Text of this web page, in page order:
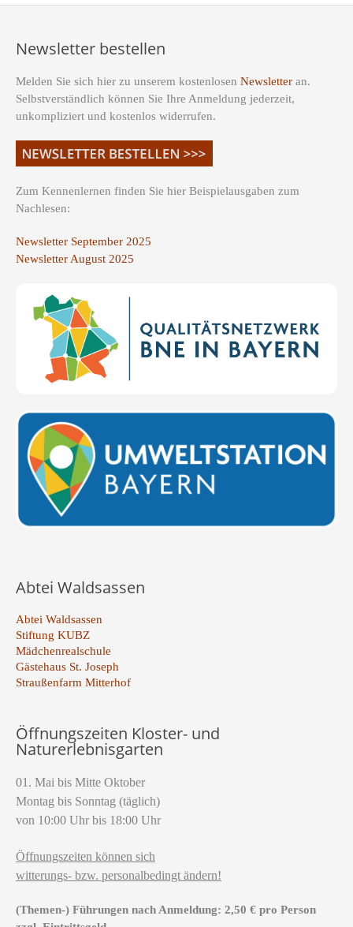
Newsletter bestellen
Melden Sie sich hier zu unserem kostenlosen Newsletter an.
Selbstverständlich können Sie Ihre Anmeldung jederzeit,
unkompliziert und kostenlos widerrufen.
Zum Kennenlernen finden Sie hier Beispielausgaben zum
Nachlesen:
Newsletter September 2025
Newsletter August 2025
Abtei Waldsassen
Abtei Waldsassen
Stiftung KUBZ
Mädchenrealschule
Gästehaus St. Joseph
Straußenfarm Mitterhof
Öffnungszeiten Kloster- und
Naturerlebnisgarten
01. Mai bis Mitte Oktober
Montag bis Sonntag (täglich)
von 10:00 Uhr bis 18:00 Uhr
Öffnungszeiten können sich
witterungs- bzw. personalbedingt ändern!
(Themen-) Führungen nach Anmeldung: 2,50 € pro Person